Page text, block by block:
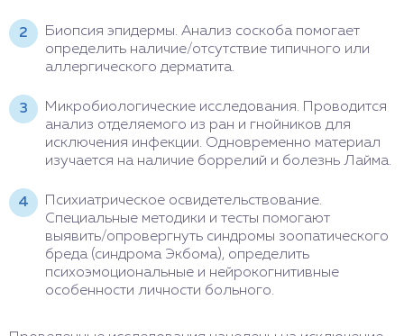
Биопсия эпидермы. Анализ соскоба помогает
определить наличие/отсутствие типичного или
аллергического дерматита.
Микробиологические исследования. Проводится
анализ отделяемого из ран и гнойников для
исключения инфекции. Одновременно материал
изучается на наличие боррелий и болезнь Лайма.
Психиатрическое освидетельствование.
Специальные методики и тесты помогают
выявить/опровергнуть синдромы зоопатического
бреда (синдрома Экбома), определить
психоэмоциональные и нейрокогнитивные
особенности личности больного.